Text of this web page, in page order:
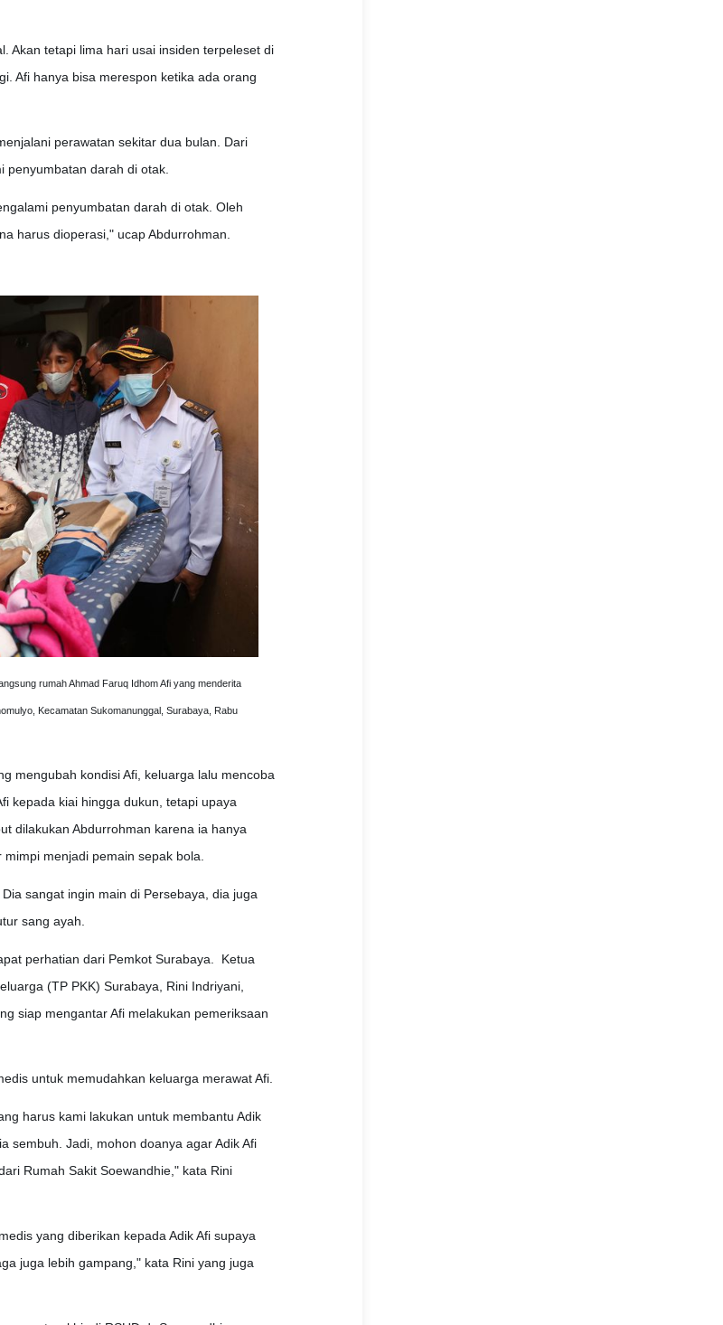
Akan tetapi lima hari usai insiden terpeleset di
Afi hanya bisa merespon ketika ada orang
perawatan sekitar dua bulan. Dari
penyumbatan darah di otak.
penyumbatan darah di otak. Oleh
harus dioperasi," ucap Abdurrohman.
rumah Ahmad Faruq Idhom Afi yang menderita
Kecamatan Sukomanunggal, Surabaya, Rabu
mengubah kondisi Afi, keluarga lalu mencoba
kepada kiai hingga dukun, tetapi upaya
dilakukan Abdurrohman karena ia hanya
menjadi pemain sepak bola.
sangat ingin main di Persebaya, dia juga
sang ayah.
perhatian dari Pemkot Surabaya. Ketua
(TP PKK) Surabaya, Rini Indriyani,
siap mengantar Afi melakukan pemeriksaan
untuk memudahkan keluarga merawat Afi.
harus kami lakukan untuk membantu Adik
sembuh. Jadi, mohon doanya agar Adik Afi
Rumah Sakit Soewandhie," kata Rini
yang diberikan kepada Adik Afi supaya
juga lebih gampang," kata Rini yang juga